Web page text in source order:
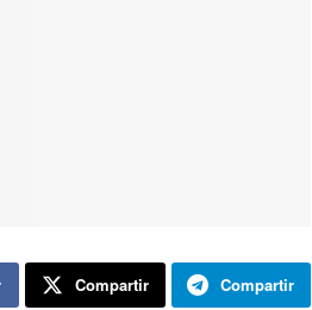
Compartir Compartir